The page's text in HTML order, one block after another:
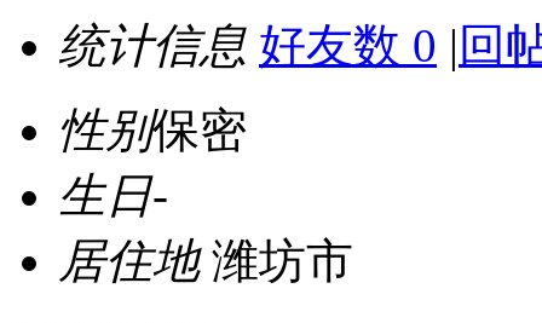
统计信息 好友数 0 | 回
性别保密
生日-
居住地潍坊市